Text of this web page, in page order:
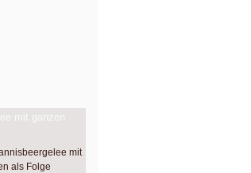
mit ganzen
mit
als Folge